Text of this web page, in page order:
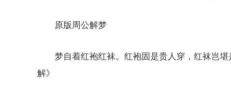
原版周公解梦
梦自着红袍红袜。红袍固是贵人穿，红袜岂
解》